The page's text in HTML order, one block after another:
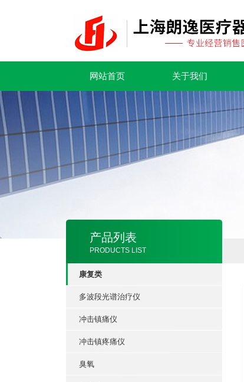
网站首页 关于我们
产品列表
PRODUCTS LIST
康复类
多波段光谱治疗仪
冲击镇痛仪
冲击镇疼痛仪
臭氧